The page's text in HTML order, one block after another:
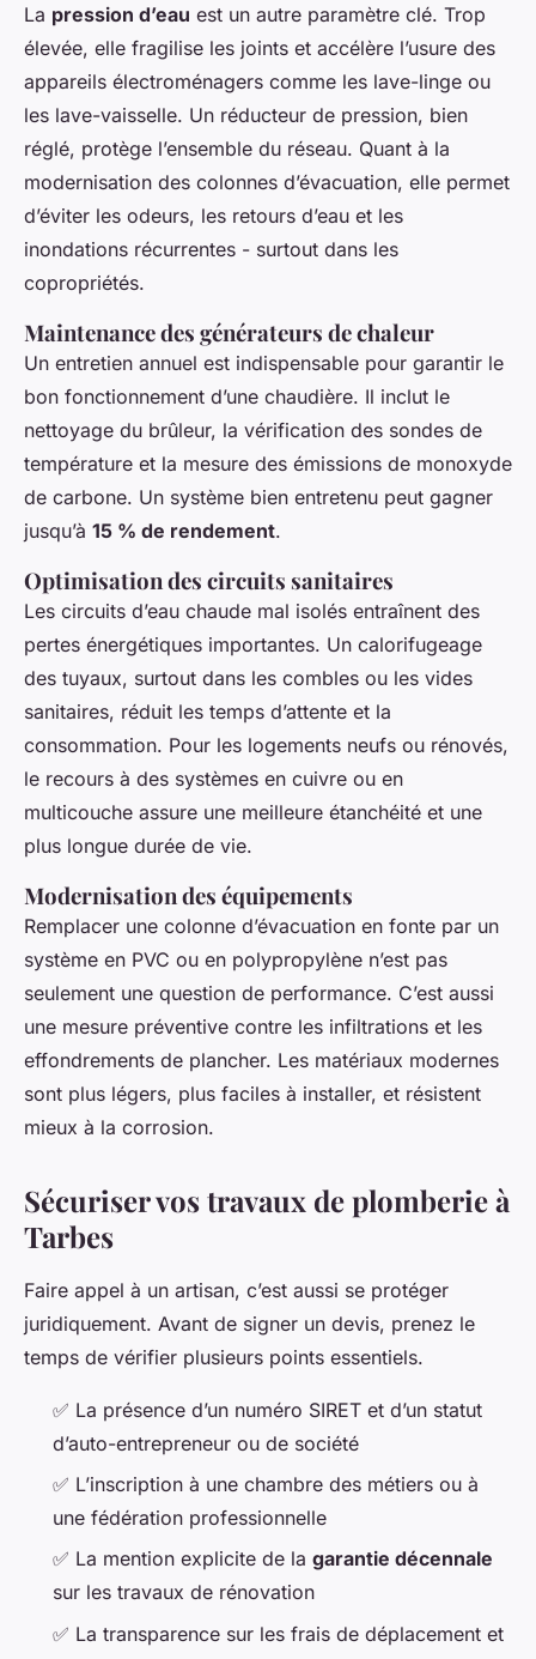
La pression d’eau est un autre paramètre clé. Trop
élevée, elle fragilise les joints et accélère l’usure des
appareils électroménagers comme les lave-linge ou
les lave-vaisselle. Un réducteur de pression, bien
réglé, protège l’ensemble du réseau. Quant à la
modernisation des colonnes d’évacuation, elle permet
d’éviter les odeurs, les retours d’eau et les
inondations récurrentes - surtout dans les
copropriétés.
Maintenance des générateurs de chaleur
Un entretien annuel est indispensable pour garantir le
bon fonctionnement d’une chaudière. Il inclut le
nettoyage du brûleur, la vérification des sondes de
température et la mesure des émissions de monoxyde
de carbone. Un système bien entretenu peut gagner
jusqu’à 15 % de rendement.
Optimisation des circuits sanitaires
Les circuits d’eau chaude mal isolés entraînent des
pertes énergétiques importantes. Un calorifugeage
des tuyaux, surtout dans les combles ou les vides
sanitaires, réduit les temps d’attente et la
consommation. Pour les logements neufs ou rénovés,
le recours à des systèmes en cuivre ou en
multicouche assure une meilleure étanchéité et une
plus longue durée de vie.
Modernisation des équipements
Remplacer une colonne d’évacuation en fonte par un
système en PVC ou en polypropylène n’est pas
seulement une question de performance. C’est aussi
une mesure préventive contre les infiltrations et les
effondrements de plancher. Les matériaux modernes
sont plus légers, plus faciles à installer, et résistent
mieux à la corrosion.
Sécuriser vos travaux de plomberie à
Tarbes
Faire appel à un artisan, c’est aussi se protéger
juridiquement. Avant de signer un devis, prenez le
temps de vérifier plusieurs points essentiels.
✅ La présence d’un numéro SIRET et d’un statut
d’auto-entrepreneur ou de société
✅ L’inscription à une chambre des métiers ou à
une fédération professionnelle
✅ La mention explicite de la garantie décennale
sur les travaux de rénovation
✅ La transparence sur les frais de déplacement et